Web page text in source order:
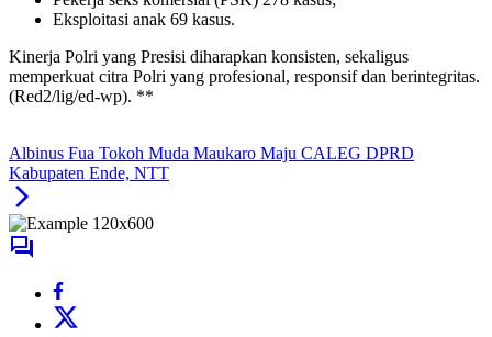
Eksploitasi anak 69 kasus.
Kinerja Polri yang Presisi diharapkan konsisten, sekaligus
memperkuat citra Polri yang profesional, responsif dan berintegritas.
(Red2/lig/ed-wp). **
Albinus Fua Tokoh Muda Maukaro Maju CALEG DPRD
Kabupaten Ende, NTT